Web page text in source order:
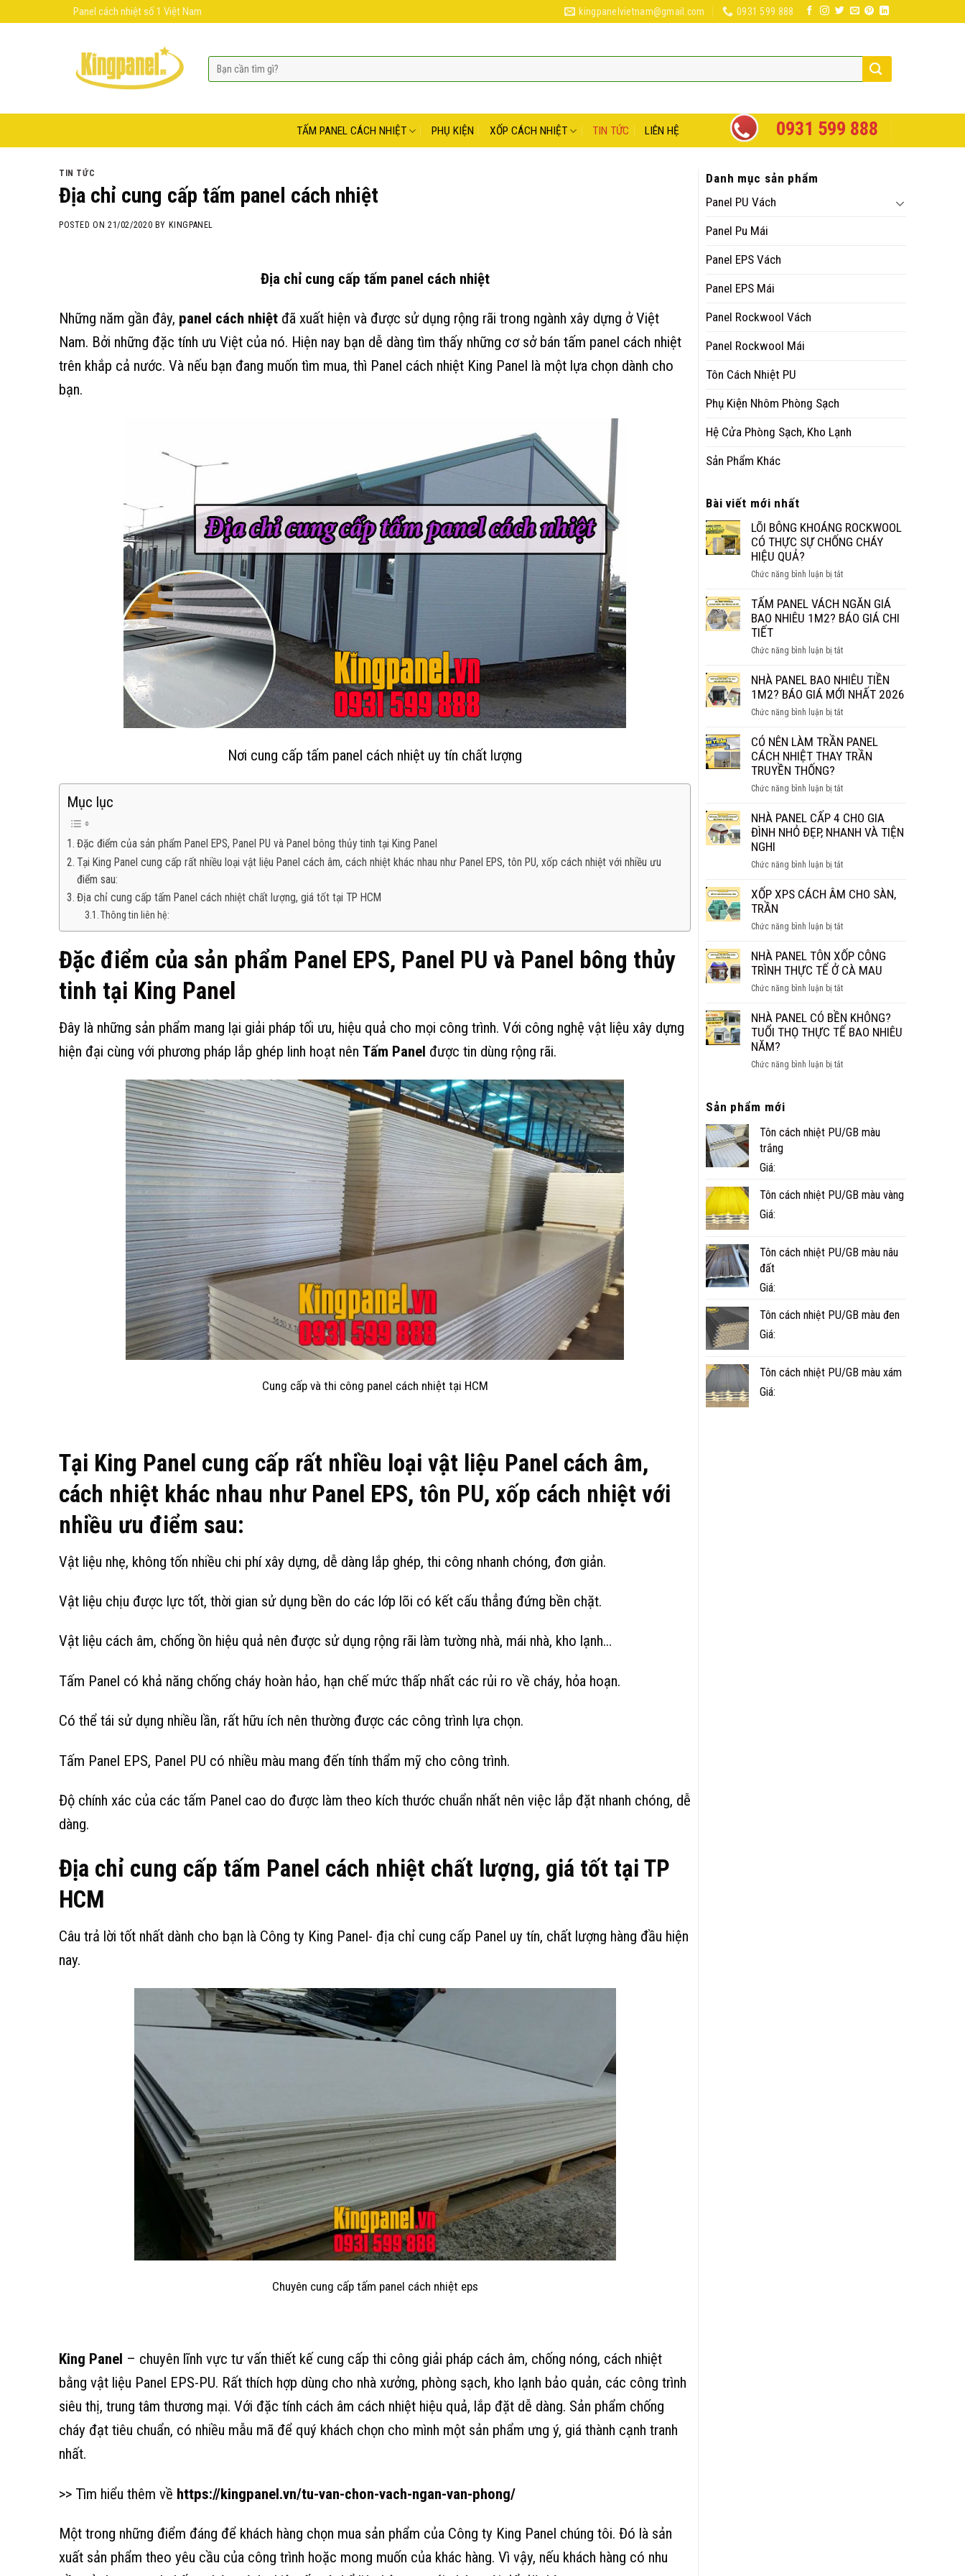
Panel cách nhiệt số 1 Việt Nam kingpanelvietnam@gmail.com 0931 599 888
TẤM PANEL CÁCH NHIỆT PHỤ KIỆN XỐP CÁCH NHIỆT TIN TỨC LIÊN HỆ 0931 599 888
TIN TỨC
Địa chỉ cung cấp tấm panel cách nhiệt
POSTED ON21/02/2020 BY KINGPANEL
Địa chỉ cung cấp tấm panel cách nhiệt
Những năm gần đây, panel cách nhiệt đã xuất hiện và được sử dụng rộng rãi trong ngành xây dựng ở Việt
Nam. Bởi những đặc tính ưu Việt của nó. Hiện nay bạn dễ dàng tìm thấy những cơ sở bán tấm panel cách nhiệt
trên khắp cả nước. Và nếu bạn đang muốn tìm mua, thì Panel cách nhiệt King Panel là một lựa chọn dành cho
bạn.
Nơi cung cấp tấm panel cách nhiệt uy tín chất lượng
Mục lục
Đặc điểm của sản phẩm Panel EPS, Panel PU và Panel bông thủy tinh tại King Panel
Tại King Panel cung cấp rất nhiều loại vật liệu Panel cách âm, cách nhiệt khác nhau như Panel EPS, tôn PU, xốp cách nhiệt với nhiều ưu
điểm sau:
Địa chỉ cung cấp tấm Panel cách nhiệt chất lượng, giá tốt tại TP HCM
Thông tin liên hệ:
Đặc điểm của sản phẩm Panel EPS, Panel PU và Panel bông thủy
tinh tại King Panel
Đây là những sản phẩm mang lại giải pháp tối ưu, hiệu quả cho mọi công trình. Với công nghệ vật liệu xây dựng
hiện đại cùng với phương pháp lắp ghép linh hoạt nên Tấm Panel được tin dùng rộng rãi.
Cung cấp và thi công panel cách nhiệt tại HCM
Tại King Panel cung cấp rất nhiều loại vật liệu Panel cách âm,
cách nhiệt khác nhau như Panel EPS, tôn PU, xốp cách nhiệt với
nhiều ưu điểm sau:
Vật liệu nhẹ, không tốn nhiều chi phí xây dựng, dễ dàng lắp ghép, thi công nhanh chóng, đơn giản.
Vật liệu chịu được lực tốt, thời gian sử dụng bền do các lớp lõi có kết cấu thẳng đứng bền chặt.
Vật liệu cách âm, chống ồn hiệu quả nên được sử dụng rộng rãi làm tường nhà, mái nhà, kho lạnh…
Tấm Panel có khả năng chống cháy hoàn hảo, hạn chế mức thấp nhất các rủi ro về cháy, hỏa hoạn.
Có thể tái sử dụng nhiều lần, rất hữu ích nên thường được các công trình lựa chọn.
Tấm Panel EPS, Panel PU có nhiều màu mang đến tính thẩm mỹ cho công trình.
Độ chính xác của các tấm Panel cao do được làm theo kích thước chuẩn nhất nên việc lắp đặt nhanh chóng, dễ
dàng.
Địa chỉ cung cấp tấm Panel cách nhiệt chất lượng, giá tốt tại TP
HCM
Câu trả lời tốt nhất dành cho bạn là Công ty King Panel- địa chỉ cung cấp Panel uy tín, chất lượng hàng đầu hiện
nay.
Chuyên cung cấp tấm panel cách nhiệt eps
King Panel – chuyên lĩnh vực tư vấn thiết kế cung cấp thi công giải pháp cách âm, chống nóng, cách nhiệt
bằng vật liệu Panel EPS-PU. Rất thích hợp dùng cho nhà xưởng, phòng sạch, kho lạnh bảo quản, các công trình
siêu thị, trung tâm thương mại. Với đặc tính cách âm cách nhiệt hiệu quả, lắp đặt dễ dàng. Sản phẩm chống
cháy đạt tiêu chuẩn, có nhiều mẫu mã để quý khách chọn cho mình một sản phẩm ưng ý, giá thành cạnh tranh
nhất.
>> Tìm hiểu thêm về https://kingpanel.vn/tu-van-chon-vach-ngan-van-phong/
Một trong những điểm đáng để khách hàng chọn mua sản phẩm của Công ty King Panel chúng tôi. Đó là sản
xuất sản phẩm theo yêu cầu của công trình hoặc mong muốn của khác hàng. Vì vậy, nếu khách hàng có nhu
Danh mục sản phẩm
Panel PU Vách
Panel Pu Mái
Panel EPS Vách
Panel EPS Mái
Panel Rockwool Vách
Panel Rockwool Mái
Tôn Cách Nhiệt PU
Phụ Kiện Nhôm Phòng Sạch
Hệ Cửa Phòng Sạch, Kho Lạnh
Sản Phẩm Khác
Bài viết mới nhất
LÕI BÔNG KHOÁNG ROCKWOOL
CÓ THỰC SỰ CHỐNG CHÁY
HIỆU QUẢ?
Chức năng bình luận bị tắtở
BÔNG
KHOÁNG
THỰC
CHỐNG
CHÁY
HIỆU
TẤM PANEL VÁCH NGĂN GIÁ
BAO NHIÊU 1M2? BÁO GIÁ CHI
TIẾT
Chức năng bình luận bị tắtở
PANEL
VÁCH
GIÁ
NHIÊU
1M2?
GIÁ
TIẾT
NHÀ PANEL BAO NHIÊU TIỀN
1M2? BÁO GIÁ MỚI NHẤT 2026
Chức năng bình luận bị tắtở
PANEL
BAO
1M2?
GIÁ
MỚI
2026
CÓ NÊN LÀM TRẦN PANEL
CÁCH NHIỆT THAY TRẦN
TRUYỀN THỐNG?
Chức năng bình luận bị tắtở
NÊN
LÀM
CÁCH
THAY
TRUYỀN
NHÀ PANEL CẤP 4 CHO GIA
ĐÌNH NHỎ ĐẸP, NHANH VÀ TIỆN
NGHI
Chức năng bình luận bị tắtở
PANEL
CHO
GIA
ĐÌNH
NHỎ
ĐẸP,
VÀ
TIỆN
XỐP XPS CÁCH ÂM CHO SÀN,
TRẦN
Chức năng bình luận bị tắtở
XPS
CÁCH
CHO
TRẦN
NHÀ PANEL TÔN XỐP CÔNG
TRÌNH THỰC TẾ Ở CÀ MAU
Chức năng bình luận bị tắtở
PANEL
TÔN
TRÌNH
MAU
NHÀ PANEL CÓ BỀN KHÔNG?
TUỔI THỌ THỰC TẾ BAO NHIÊU
NĂM?
Chức năng bình luận bị tắtở
KHÔNG?
BAO
Sản phẩm mới
Tôn cách nhiệt PU/GB màu
trắng
Giá:
Tôn cách nhiệt PU/GB màu vàng
Giá:
Tôn cách nhiệt PU/GB màu nâu
đất
Giá:
Tôn cách nhiệt PU/GB màu đen
Giá:
Tôn cách nhiệt PU/GB màu xám
Giá: